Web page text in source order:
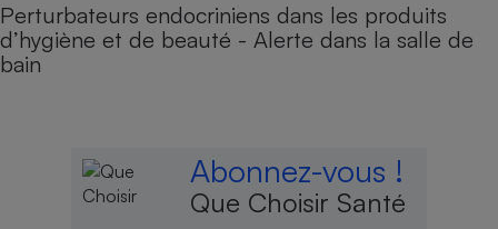
Perturbateurs endocriniens dans les produits
d’hygiène et de beauté - Alerte dans la salle de
bain
Abonnez-vous !
Que Choisir Santé